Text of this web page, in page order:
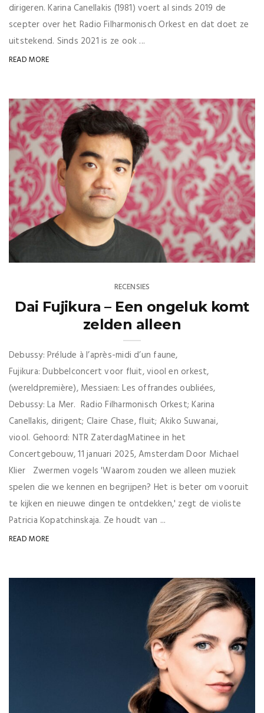
dirigeren. Karina Canellakis (1981) voert al sinds 2019 de
scepter over het Radio Filharmonisch Orkest en dat doet ze
uitstekend. Sinds 2021 is ze ook ...
READ MORE
RECENSIES
Dai Fujikura – Een ongeluk komt
zelden alleen
Debussy: Prélude à l’après-midi d’un faune,
Fujikura: Dubbelconcert voor fluit, viool en orkest,
(wereldpremière), Messiaen: Les offrandes oubliées,
Debussy: La Mer. Radio Filharmonisch Orkest; Karina
Canellakis, dirigent; Claire Chase, fluit; Akiko Suwanai,
viool. Gehoord: NTR ZaterdagMatinee in het
Concertgebouw, 11 januari 2025, Amsterdam Door Michael
Klier Zwermen vogels 'Waarom zouden we alleen muziek
spelen die we kennen en begrijpen? Het is beter om vooruit
te kijken en nieuwe dingen te ontdekken,' zegt de violiste
Patricia Kopatchinskaja. Ze houdt van ...
READ MORE